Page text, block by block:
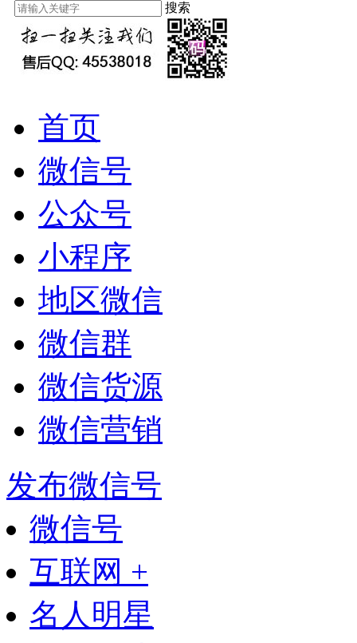
搜索
首页
微信号
公众号
小程序
地区微信
微信群
微信货源
微信营销
发布微信号
微信号
互联网 +
名人明星